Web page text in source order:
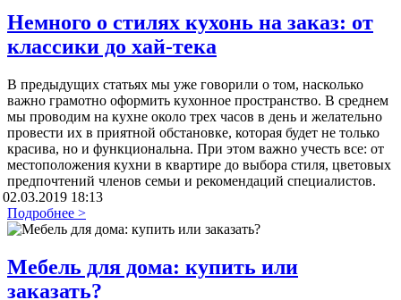
Немного о стилях кухонь на заказ: от
классики до хай-тека
В предыдущих статьях мы уже говорили о том, насколько
важно грамотно оформить кухонное пространство. В среднем
мы проводим на кухне около трех часов в день и желательно
провести их в приятной обстановке, которая будет не только
красива, но и функциональна. При этом важно учесть все: от
местоположения кухни в квартире до выбора стиля, цветовых
предпочтений членов семьи и рекомендаций специалистов.
02.03.2019 18:13
Подробнее >
Мебель для дома: купить или
заказать?